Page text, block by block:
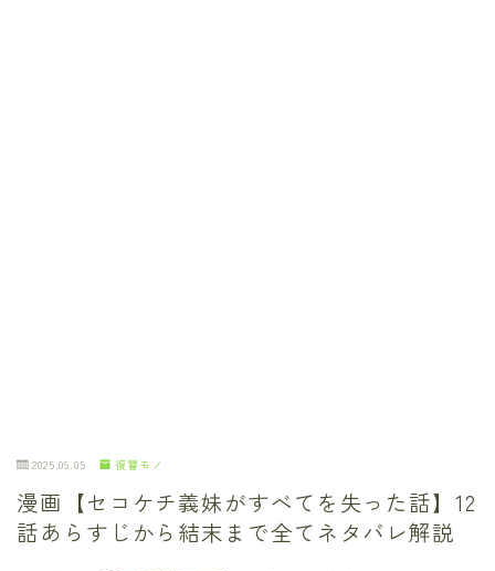
2025.09.05 復讐モノ
漫画【セコケチ義妹がすべてを失った話】12
話あらすじから結末まで全てネタバレ解説